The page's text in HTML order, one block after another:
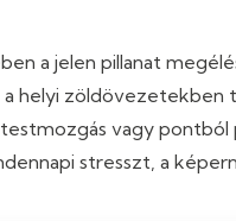
a jelen pillanat
helyi
vagy
stresszt, a